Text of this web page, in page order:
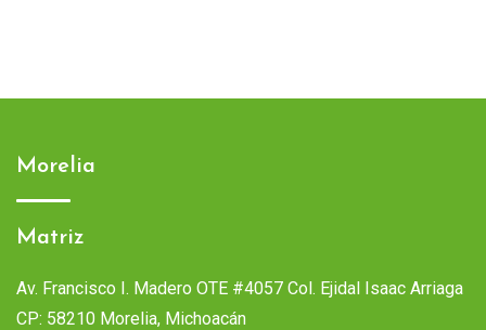
Morelia
Matriz
Av. Francisco I. Madero OTE #4057 Col. Ejidal Isaac Arriaga
CP: 58210 Morelia, Michoacán